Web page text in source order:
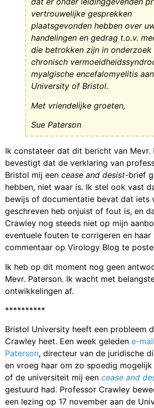
vertrouwelijke gesprekken
plaatsgevonden hebben over
handelingen en gedrag t.o.v.
die betrokken zijn in onderzoek
chronisch
myalgische encefalomyelitis
University of Bristol.
Met vriendelijke groeten,
Sue Paterson
Ik constateer dat dit bericht van Mevr.
bevestigt dat de verklaring van
Bristol mij een cease and desist-brief
hebben, niet waar is. Ik stel ook vast
bewijs of documentatie bevat dat iets
geschreven heb onjuist of fout is, en
Crawley nog steeds niet op mijn
eventuele fouten te corrigeren en
commentaar op Virology Blog te
Ik heb op dit moment nog geen
Mevr. Paterson. Ik wacht met
ontwikkelingen af.
**********
Bristol University heeft een probleem
Crawley heet. Een week geleden e-
Paterson, directeur van de juridische
en vroeg haar om zo spoedig
of de universiteit mij een cease and
gestuurd had. Professor Crawley
een lezing op 17 november aan de